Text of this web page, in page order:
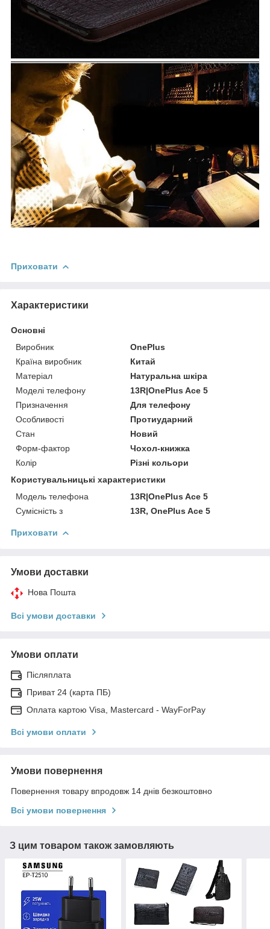
Приховати
Характеристики
Основні
Виробник
OnePlus
Країна виробник
Китай
Матеріал
Натуральна шкіра
Моделі телефону
13R|OnePlus Ace 5
Призначення
Для телефону
Особливості
Протиударний
Стан
Новий
Форм-фактор
Чохол-книжка
Колір
Різні кольори
Користувальницькі характеристики
Модель телефона
13R|OnePlus Ace 5
Сумісність з
13R, OnePlus Ace 5
Приховати
Умови доставки
Нова Пошта
Всі умови доставки
Умови оплати
Післяплата
Приват 24 (карта ПБ)
Оплата картою Visa, Mastercard - WayForPay
Всі умови оплати
Умови повернення
Повернення товару впродовж 14 днів безкоштовно
Всі умови повернення
З цим товаром також замовляють